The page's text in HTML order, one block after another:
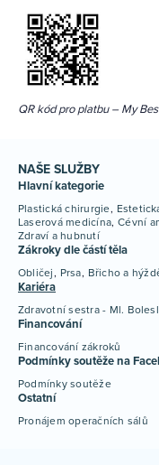
QR kód pro platbu – My
NAŠE SLUŽBY
Hlavní kategorie
Plastická chirurgie
Laserová medicína Cévní
Zdraví a hubnutí
Zákroky dle částí těla
Obličej Prsa Břicho a
Kariéra
Zdravotní sestra - Ml.
Financování
Financování zákroků
Podmínky soutěže na
Podmínky soutěže
Ostatní
Pronájem operačních sálů